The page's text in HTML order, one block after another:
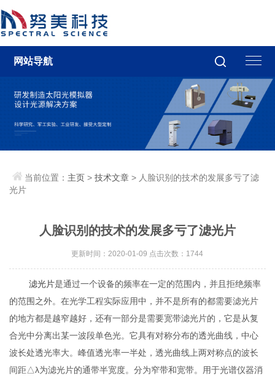
网站导航
当前位置： 主页 >技术文章 > 人脸识别的技术的发展多亏了滤
光片
人脸识别的技术的发展多亏了滤光片
更新时间：2020-01-09 点击次数：1744
滤光片是通过一个设备的频率在一定的范围内，并且拒绝频率
的范围之外。在光学工程实际应用中，并不是所有的都需要滤光片
的地方都是越窄越好，还有一部分是需要宽带滤光片的，它是从复
合光中分离出某一波段单色光。它具有对称分布的透光曲线，中心
波长处透光率大。峰值透光率一半处，透光曲线上两对称点的波长
间距△λ为滤光片的通带半宽度。分为窄带和宽带。用于光谱仪器消